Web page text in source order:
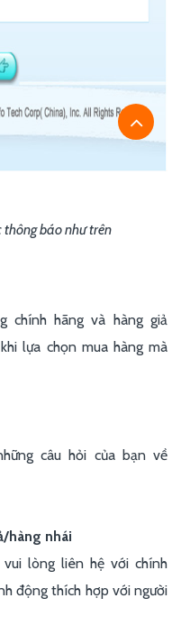
thông báo như trên
chính hãng và hàng giả
lựa chọn mua hàng mà
câu hỏi của bạn về
hàng nhái
vui lòng liên hệ với chính
động thích hợp với người